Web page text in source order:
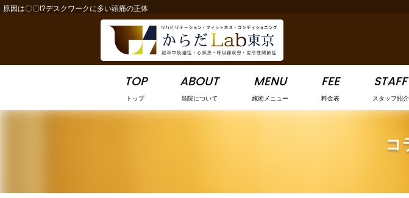
原因は〇〇!?デスクワークに多い頭痛の正体
TOP
トップ
ABOUT
当院について
MENU
施術メニュー
FEE
料金表
STAFF
スタッフ紹介
コ